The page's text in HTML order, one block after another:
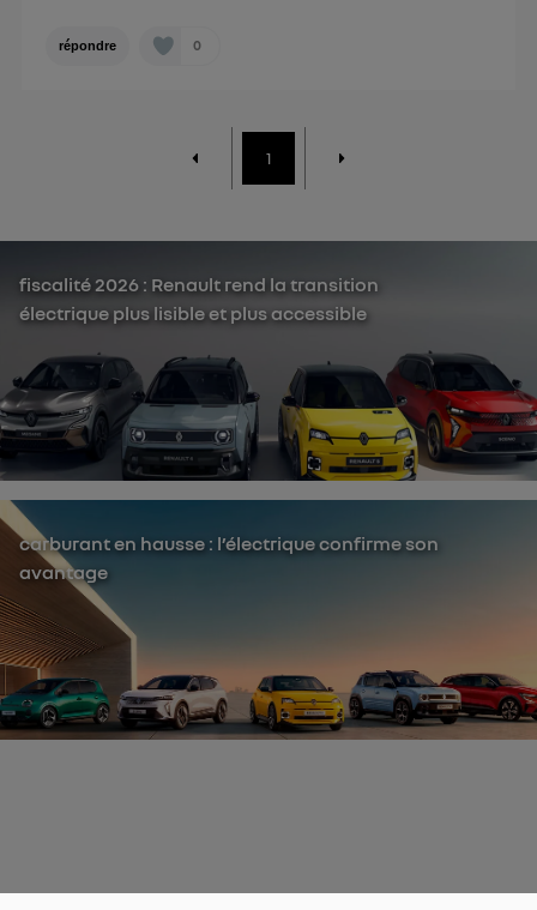
répondre 0
1
fiscalité 2026 : Renault rend la transition
électrique plus lisible et plus accessible
carburant en hausse : l’électrique confirme son
avantage